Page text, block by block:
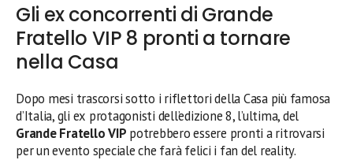
Gli ex concorrenti di Grande
Fratello VIP 8 pronti a tornare
nella Casa
Dopo mesi trascorsi sotto i riflettori della Casa più famosa
d’Italia, gli ex protagonisti dell’edizione 8, l’ultima, del
Grande Fratello VIP potrebbero essere pronti a ritrovarsi
per un evento speciale che farà felici i fan del reality.